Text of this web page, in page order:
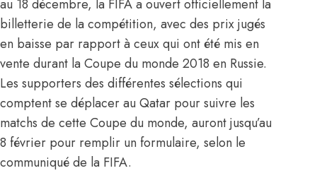
au 18 décembre, la FIFA a ouvert officiellement la
billetterie de la compétition, avec des prix jugés
en baisse par rapport à ceux qui ont été mis en
vente durant la Coupe du monde 2018 en Russie.
Les supporters des différentes sélections qui
comptent se déplacer au Qatar pour suivre les
matchs de cette Coupe du monde, auront jusqu’au
8 février pour remplir un formulaire, selon le
communiqué de la FIFA.